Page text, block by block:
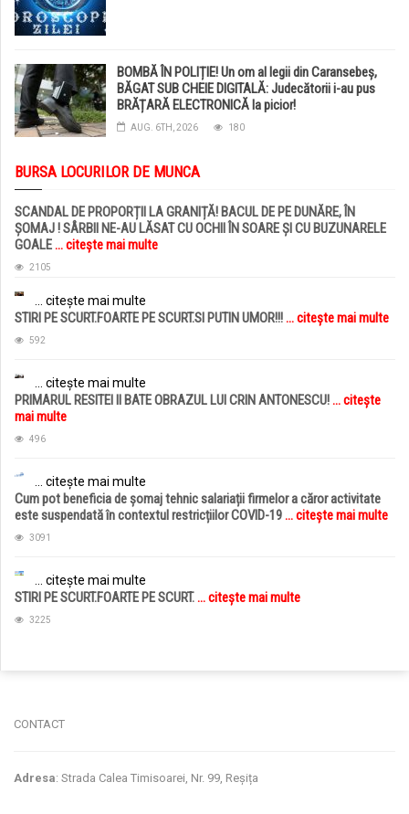
BOMBĂ ÎN POLIȚIE! Un om al legii din Caransebeș,
BĂGAT SUB CHEIE DIGITALĂ: Judecătorii i-au pus
BRĂȚARĂ ELECTRONICĂ la picior!
AUG. 6TH, 2026 180
BURSA LOCURILOR DE MUNCA
SCANDAL DE PROPORȚII LA GRANIȚĂ! BACUL DE PE DUNĂRE, ÎN
ȘOMAJ ! SÂRBII NE-AU LĂSAT CU OCHII ÎN SOARE ȘI CU BUZUNARELE
GOALE... citește mai multe
2105
... citește mai multe
STIRI PE SCURT.FOARTE PE SCURT.SI PUTIN UMOR!!!... citește mai multe
592
... citește mai multe
PRIMARUL RESITEI II BATE OBRAZUL LUI CRIN ANTONESCU!... citește
mai multe
496
... citește mai multe
Cum pot beneficia de șomaj tehnic salariații firmelor a căror activitate
este suspendată în contextul restricțiilor COVID-19... citește mai multe
3091
... citește mai multe
STIRI PE SCURT.FOARTE PE SCURT.... citește mai multe
3225
CONTACT
Adresa: Strada Calea Timisoarei, Nr. 99, Reșița